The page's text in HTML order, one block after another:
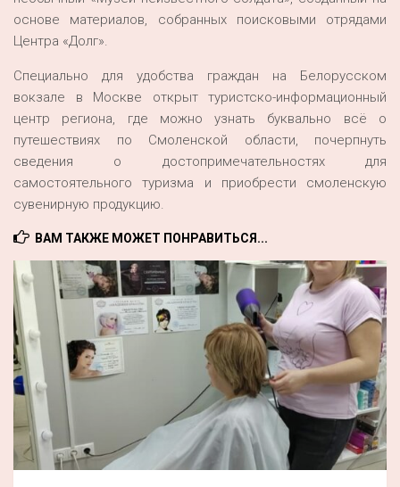
основе материалов, собранных поисковыми отрядами
Центра «Долг».
Специально для удобства граждан на Белорусском
вокзале в Москве открыт туристско-информационный
центр региона, где можно узнать буквально всё о
путешествиях по Смоленской области, почерпнуть
сведения о достопримечательностях для
самостоятельного туризма и приобрести смоленскую
сувенирную продукцию.
ВАМ ТАКЖЕ МОЖЕТ ПОНРАВИТЬСЯ...